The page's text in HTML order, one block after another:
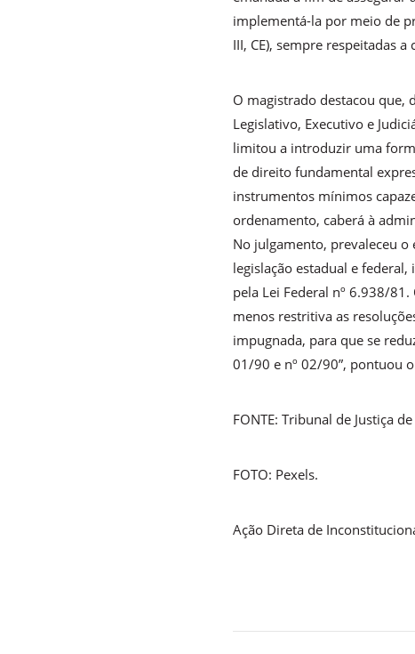
implementá-la por meio de
III, CE), sempre respeitadas
O magistrado destacou que,
Legislativo, Executivo e
limitou a introduzir uma
de direito fundamental
instrumentos mínimos
ordenamento, caberá à
No julgamento, prevaleceu o
legislação estadual e
pela Lei Federal nº 6.938/
menos restritiva as
impugnada, para que se
01/90 e nº 02/90”, pontuou
FONTE: Tribunal de Justiça
FOTO: Pexels.
Ação Direta de